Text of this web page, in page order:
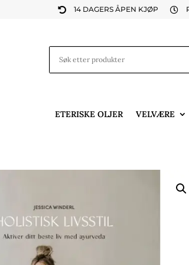
 14 DAGERS ÅPEN KJØP 
ETERISKE OLJER VELVÆRE